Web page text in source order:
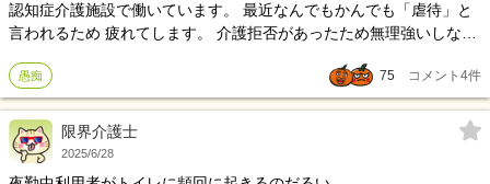
てくださいとのこと。家売って売ったお金が尽きたら来てくださ
い。って、本人売れる家なんてないんだけどね。借地だから。 お金
出してる半分は嫁なのに、申請する権利はないのよ。 息子がダメな
ら義姉にそれとなく言いたいけど、会う機会ないしな。 この人たち
に付き合ってたら私の老後資金まで食いつぶされると思って同居開
始したものの、家は手入れされてない。床も怪しく害虫も尽きず。
ネズミまで入ってきた。 いつまで生きるの？ もう限界近くてアパー
認知症介護施設で働いています。 最近なんでもかんでも「虐待」と
言われるため 疲れてします。 介護拒否があったため無理強いしなか
る。 無理強いした結果相手が暴れて怪我したら事故報告書を書いて
説教＆謝罪。 安全確保のための「まってて」はスピーチロック。 何
をやっても粗探しで責められる。
愚痴 75 コメント 4件
限界介護士
2025/6/28